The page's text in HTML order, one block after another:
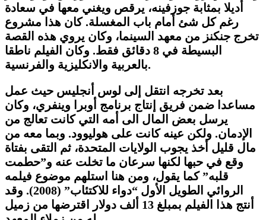
أديلا بمثابة جوزفينه، يرقص ويغني معها في سعادة
رغم كل شئ أمام باب المغسلة. كان هذا مشروع
تخرج جنكنز من معهد السينما، وكان يروي هذه القصة
البسيطة في 8 دقائق فقط. وكان الفيلم ناطقا
بالعربية والانكليزية والفرنسية.
بعد تخرجه انتقل إلى لوس أنجليس حيث عمل
مساعدا ضمن فريق إنتاج برنامج أوبرا وينفري، وكان
يرسل بعض المال الى أمه التي كانت تعالج من
الإدمان. ولكن عينه كانت على هوليوود. وبما معه من
مال قليل أخذ يجوب الولايات المتحدة، ثم التقى بفتاة
وقع في حبها لكنها سرعان ما تخلت عنه و”حطمت
قلبه” كما يقول، ومن هنا استلهم موضوع فيلمه
الروائي الطويل الأول “دواء للاكتئاب” (2008). وقد
أنتج هذا الفيلم بمبلغ 13 ألف دولار اقترضها من زميل